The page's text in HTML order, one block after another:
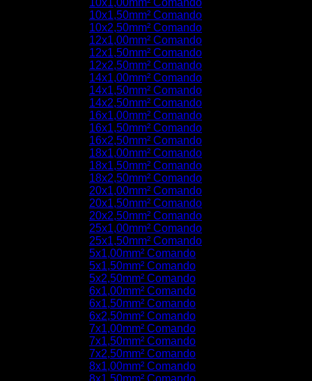
10x1,00mm² Comando
10x1,50mm² Comando
10x2,50mm² Comando
12x1,00mm² Comando
12x1,50mm² Comando
12x2,50mm² Comando
14x1,00mm² Comando
14x1,50mm² Comando
14x2,50mm² Comando
16x1,00mm² Comando
16x1,50mm² Comando
16x2,50mm² Comando
18x1,00mm² Comando
18x1,50mm² Comando
18x2,50mm² Comando
20x1,00mm² Comando
20x1,50mm² Comando
20x2,50mm² Comando
25x1,00mm² Comando
25x1,50mm² Comando
5x1,00mm² Comando
5x1,50mm² Comando
5x2,50mm² Comando
6x1,00mm² Comando
6x1,50mm² Comando
6x2,50mm² Comando
7x1,00mm² Comando
7x1,50mm² Comando
7x2,50mm² Comando
8x1,00mm² Comando